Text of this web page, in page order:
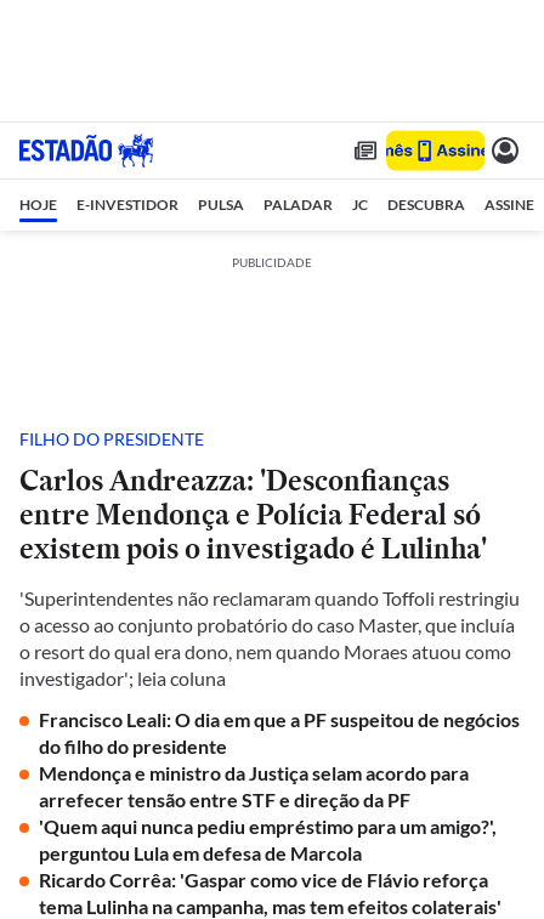
HOJE E-INVESTIDOR PULSA PALADAR JC DESCUBRA ASSINE
PUBLICIDADE
FILHO DO PRESIDENTE
Carlos Andreazza: 'Desconfianças
entre Mendonça e Polícia Federal só
existem pois o investigado é Lulinha'
'Superintendentes não reclamaram quando Toffoli restringiu
o acesso ao conjunto probatório do caso Master, que incluía
o resort do qual era dono, nem quando Moraes atuou como
investigador'; leia coluna
Francisco Leali: O dia em que a PF suspeitou de negócios
do filho do presidente
Mendonça e ministro da Justiça selam acordo para
arrefecer tensão entre STF e direção da PF
'Quem aqui nunca pediu empréstimo para um amigo?',
perguntou Lula em defesa de Marcola
Ricardo Corrêa: 'Gaspar como vice de Flávio reforça
tema Lulinha na campanha, mas tem efeitos colaterais'